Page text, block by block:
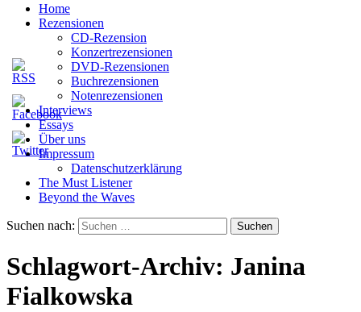
Home
Rezensionen
CD-Rezension
Konzertrezensionen
DVD-Rezensionen
Buchrezensionen
Notenrezensionen
Interviews
Essays
Über uns
Impressum
Datenschutzerklärung
The Must Listener
Beyond the Waves
Suchen nach:
Schlagwort-Archiv: Janina
Fialkowska